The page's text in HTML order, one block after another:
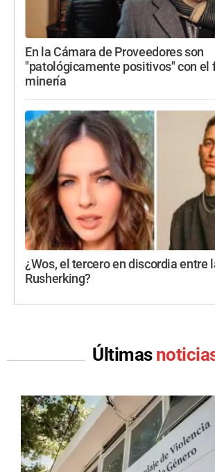
En la Cámara de Proveedores son
"patológicamente positivos" con el
minería
¿Wos, el tercero en discordia entre
Rusherking?
Últimas